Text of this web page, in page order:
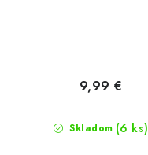
Skladom (6 ks)
9,99 €